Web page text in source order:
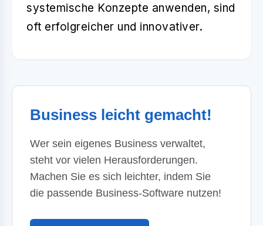
systemische Konzepte anwenden, sind
oft erfolgreicher und innovativer.
Business leicht gemacht!
Wer sein eigenes Business verwaltet,
steht vor vielen Herausforderungen.
Machen Sie es sich leichter, indem Sie
die passende Business-Software nutzen!